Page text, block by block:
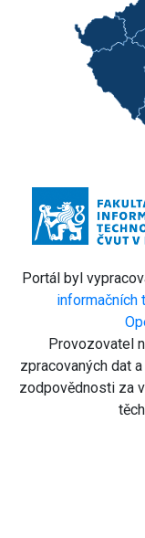
Portál byl
informačních
Provozovatel
zpracovaných dat
zodpovědnosti za